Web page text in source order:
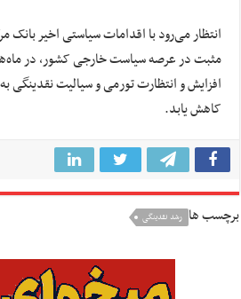
انتظار می‌رود با اقدامات سیاستی اخیر
مثبت در عرصه سیاست خارجی کشور، در
افزایش و انتظارت تورمی و سیالیت نقدینگی
کاهش یابد.
برچسب ها رشد نقدینگی